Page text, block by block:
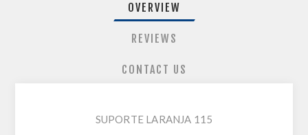
OVERVIEW
REVIEWS
CONTACT US
SUPORTE LARANJA 115